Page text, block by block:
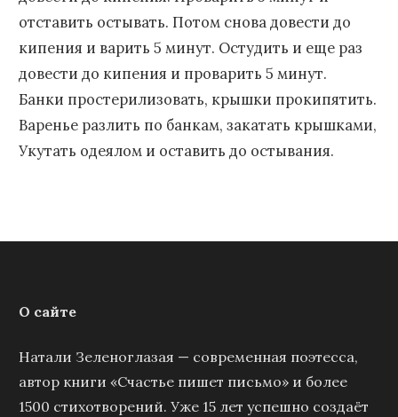
отставить остывать. Потом снова довести до
кипения и варить 5 минут. Остудить и еще раз
довести до кипения и проварить 5 минут.
Банки простерилизовать, крышки прокипятить.
Варенье разлить по банкам, закатать крышками,
Укутать одеялом и оставить до остывания.
О сайте
Натали Зеленоглазая — современная поэтесса,
автор книги «Счастье пишет письмо» и более
1500 стихотворений. Уже 15 лет успешно создаёт